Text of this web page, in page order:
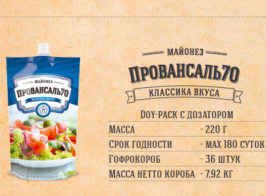
Doy-pack с дозатором
Масса
- 220 г
Срок годности
- max 180 суток
Гофрокороб
- 36 штук
Масса нетто короба - 7,92 кг